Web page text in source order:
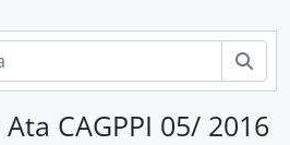
CAGPPI 05/ 2016
de Saúde, Segurança e Prevenção de Acidentes
do Programa de Acompanhamento de Egressos
Própria de Avaliação Local
Geral